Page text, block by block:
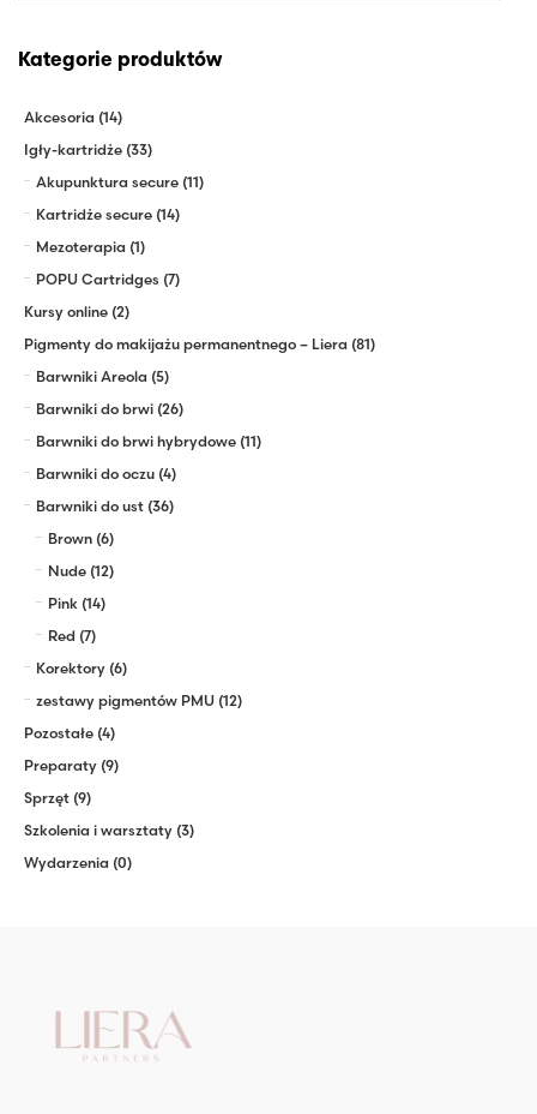
Kategorie produktów
Akcesoria (14)
Igły-kartridże (33)
Akupunktura secure (11)
Kartridże secure (14)
Mezoterapia (1)
POPU Cartridges (7)
Kursy online (2)
Pigmenty do makijażu permanentnego – Liera (81)
Barwniki Areola (5)
Barwniki do brwi (26)
Barwniki do brwi hybrydowe (11)
Barwniki do oczu (4)
Barwniki do ust (36)
Brown (6)
Nude (12)
Pink (14)
Red (7)
Korektory (6)
zestawy pigmentów PMU (12)
Pozostałe (4)
Preparaty (9)
Sprzęt (9)
Szkolenia i warsztaty (3)
Wydarzenia (0)